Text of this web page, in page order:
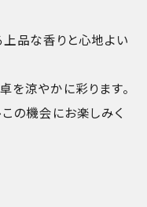
品な香りと心地よい
を涼やかに彩ります。
の機会にお楽しみく